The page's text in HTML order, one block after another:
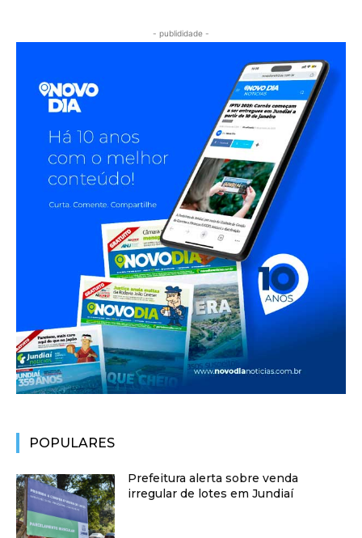
- publididade -
POPULARES
Prefeitura alerta sobre venda
irregular de lotes em Jundiaí